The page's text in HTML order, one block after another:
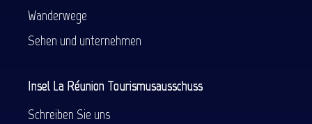
Wanderwege
Sehen und unternehmen
Insel La Réunion Tourismusausschuss
Schreiben Sie uns